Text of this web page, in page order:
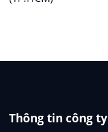
Thông tin công ty